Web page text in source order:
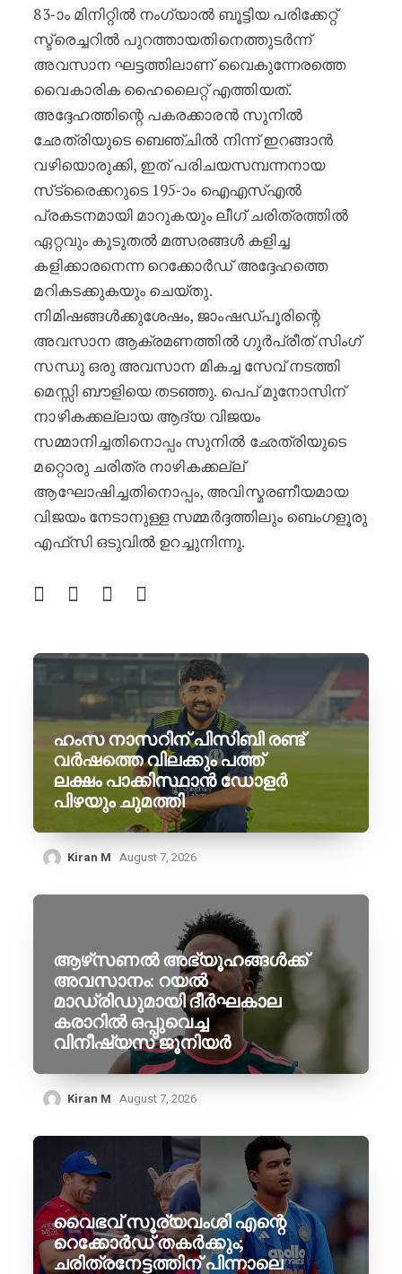
83-ാം മിനിറ്റിൽ നംഗ്യാൽ ബൂട്ടിയ പരിക്കേറ്റ്
സ്ട്രെച്ചറിൽ പുറത്തായതിനെത്തുടർന്ന്
അവസാന ഘട്ടത്തിലാണ് വൈകുന്നേരത്തെ
വൈകാരിക ഹൈലൈറ്റ് എത്തിയത്.
അദ്ദേഹത്തിന്റെ പകരക്കാരൻ സുനിൽ
ഛേത്രിയുടെ ബെഞ്ചിൽ നിന്ന് ഇറങ്ങാൻ
വഴിയൊരുക്കി, ഇത് പരിചയസമ്പന്നനായ
സ്‌ട്രൈക്കറുടെ 195-ാം ഐ‌എസ്‌എൽ
പ്രകടനമായി മാറുകയും ലീഗ് ചരിത്രത്തിൽ
ഏറ്റവും കൂടുതൽ മത്സരങ്ങൾ കളിച്ച
കളിക്കാരനെന്ന റെക്കോർഡ് അദ്ദേഹത്തെ
മറികടക്കുകയും ചെയ്തു.
നിമിഷങ്ങൾക്കുശേഷം, ജാംഷഡ്പൂരിന്റെ
അവസാന ആക്രമണത്തിൽ ഗുർപ്രീത് സിംഗ്
സന്ധു ഒരു അവസാന മികച്ച സേവ് നടത്തി
മെസ്സി ബൗളിയെ തടഞ്ഞു. പെപ് മുനോസിന്
നാഴികക്കല്ലായ ആദ്യ വിജയം
സമ്മാനിച്ചതിനൊപ്പം സുനിൽ ഛേത്രിയുടെ
മറ്റൊരു ചരിത്ര നാഴികക്കല്ല്
ആഘോഷിച്ചതിനൊപ്പം, അവിസ്മരണീയമായ
വിജയം നേടാനുള്ള സമ്മർദ്ദത്തിലും ബെംഗളൂരു
എഫ്‌സി ഒടുവിൽ ഉറച്ചുനിന്നു.
ഹംസ നാസറിന് പിസിബി രണ്ട്
വർഷത്തെ വിലക്കും പത്ത്
ലക്ഷം പാക്കിസ്ഥാൻ ഡോളർ
പിഴയും ചുമത്തി
Kiran M August 7, 2026
ആഴ്‌സണൽ അഭ്യൂഹങ്ങൾക്ക്
അവസാനം: റയൽ
മാഡ്രിഡുമായി ദീർഘകാല
കരാറിൽ ഒപ്പുവെച്ച
വിനീഷ്യസ് ജൂനിയർ
Kiran M August 7, 2026
വൈഭവ് സൂര്യവംശി എന്റെ
റെക്കോർഡ് തകർക്കും;
ചരിത്രനേട്ടത്തിന് പിന്നാലെ